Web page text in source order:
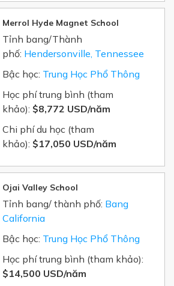
Merrol Hyde Magnet School
Tỉnh bang/Thành
phố: Hendersonville, Tennessee
Bậc học: Trung Học Phổ Thông
Học phí trung bình (tham
khảo): $8,772 USD/năm
Chi phí du học (tham
khảo): $17,050 USD/năm
Ojai Valley School
Tỉnh bang/ thành phố: Bang
California
Bậc học: Trung Học Phổ Thông
Học phí trung bình (tham khảo):
$14,500 USD/năm